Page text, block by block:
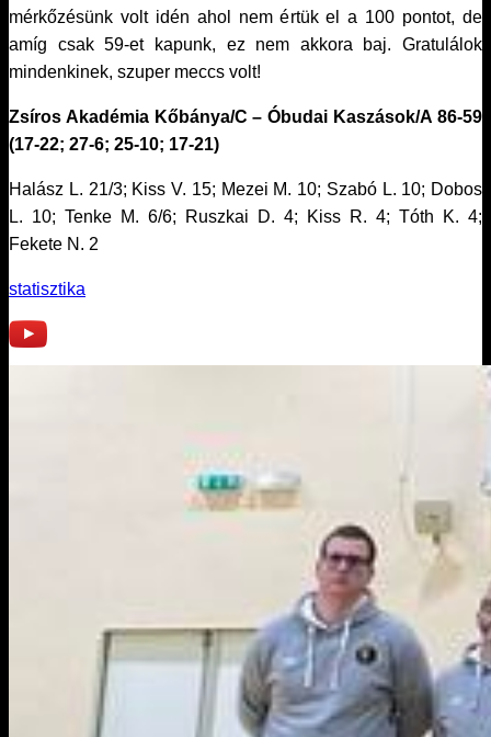
mérkőzésünk volt idén ahol nem értük el a 100 pontot, de
amíg csak 59-et kapunk, ez nem akkora baj. Gratulálok
mindenkinek, szuper meccs volt!
Zsíros Akadémia Kőbánya/C – Óbudai Kaszások/A 86-59
(17-22; 27-6; 25-10; 17-21)
Halász L. 21/3; Kiss V. 15; Mezei M. 10; Szabó L. 10; Dobos
L. 10; Tenke M. 6/6; Ruszkai D. 4; Kiss R. 4; Tóth K. 4;
Fekete N. 2
statisztika